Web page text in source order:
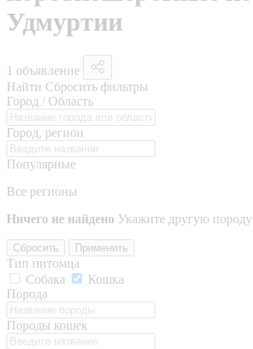
Удмуртии
1 объявление
Найти Сбросить фильтры
Город / Область
Город, регион
Популярные
Все регионы
Ничего не найдено Укажите другую породу
Сбросить Применить
Тип питомца
Собака
Кошка
Порода
Породы кошек